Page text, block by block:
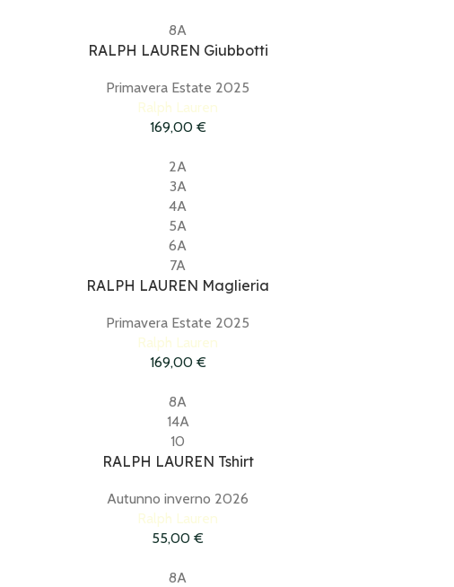
8A
RALPH LAUREN Giubbotti
Primavera Estate 2025
Ralph Lauren
169,00 €
2A
3A
4A
5A
6A
7A
RALPH LAUREN Maglieria
Primavera Estate 2025
Ralph Lauren
169,00 €
8A
14A
10
RALPH LAUREN Tshirt
Autunno inverno 2026
Ralph Lauren
55,00 €
8A